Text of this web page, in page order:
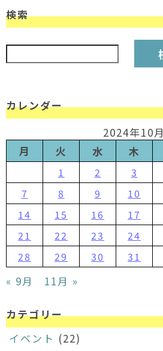
検索
検索:
カレンダー
2024年10月
月
火 水 木
1 2 3
7
8 9 10
14
15 16 17
21
22 23 24
28
29 30 31
« 9月 11月 »
カテゴリー
イベント (22)